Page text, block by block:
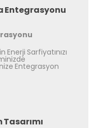
Entegrasyonu
Enerji Sarfiyatınızı
Entegrasyon